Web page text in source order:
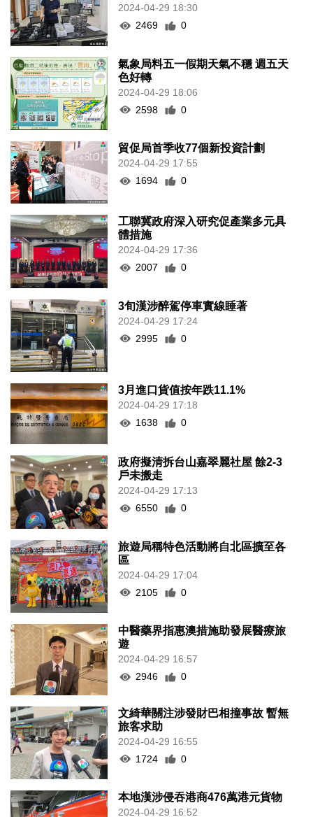
2024-04-29 18:30
2469
0
氣象局料五一假期天氣不穩 週五天
色好轉
2024-04-29 18:06
2598
0
貿促局首季收77個新投資計劃
2024-04-29 17:55
1694
0
工聯冀政府深入研究促產業多元具
體措施
2024-04-29 17:36
2007
0
3旬漢涉醉駕停車實線睡著
2024-04-29 17:24
2995
0
3月進口貨值按年跌11.1%
2024-04-29 17:18
1638
0
政府擬清拆台山嘉翠麗社屋 餘2-3
戶未搬走
2024-04-29 17:13
6550
0
旅遊局稱特色活動將自北區擴至各
區
2024-04-29 17:04
2105
0
中醫藥界指惠澳措施助發展醫療旅
遊
2024-04-29 16:57
2946
0
文綺華關注涉發財巴相撞事故 暫無
旅客求助
2024-04-29 16:55
1724
0
本地漢涉侵吞港商476萬港元貨物
2024-04-29 16:52